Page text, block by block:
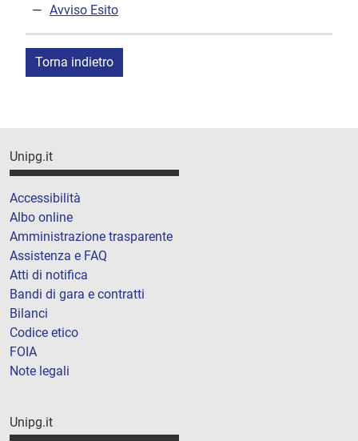
Avviso Esito
Torna indietro
Unipg.it
Accessibilità
Albo online
Amministrazione trasparente
Assistenza e FAQ
Atti di notifica
Bandi di gara e contratti
Bilanci
Codice etico
FOIA
Note legali
Unipg.it